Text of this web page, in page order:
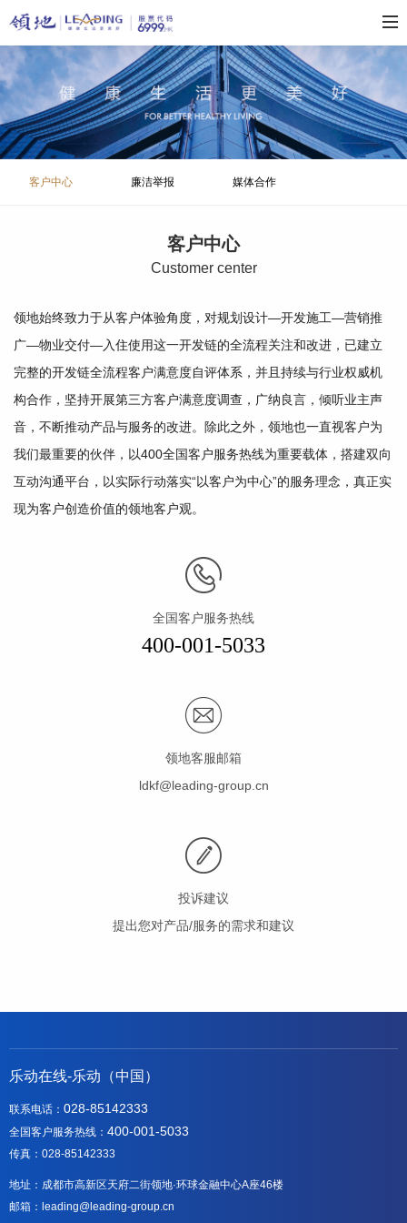
客户中心 廉洁举报 媒体合作
客户中心
Customer center
领地始终致力于从客户体验角度，对规划设计—开发施工—营销推
广—物业交付—入住使用这一开发链的全流程关注和改进，已建立
完整的开发链全流程客户满意度自评体系，并且持续与行业权威机
构合作，坚持开展第三方客户满意度调查，广纳良言，倾听业主声
音，不断推动产品与服务的改进。除此之外，领地也一直视客户为
我们最重要的伙伴，以400全国客户服务热线为重要载体，搭建双向
互动沟通平台，以实际行动落实“以客户为中心”的服务理念，真正实
现为客户创造价值的领地客户观。
全国客户服务热线
400-001-5033
领地客服邮箱
ldkf@leading-group.cn
投诉建议
提出您对产品/服务的需求和建议
乐动在线-乐动（中国）
联系电话： 028-85142333
全国客户服务热线： 400-001-5033
传真：028-85142333
地址：成都市高新区天府二街领地·环球金融中心A座46楼
邮箱：leading@leading-group.cn